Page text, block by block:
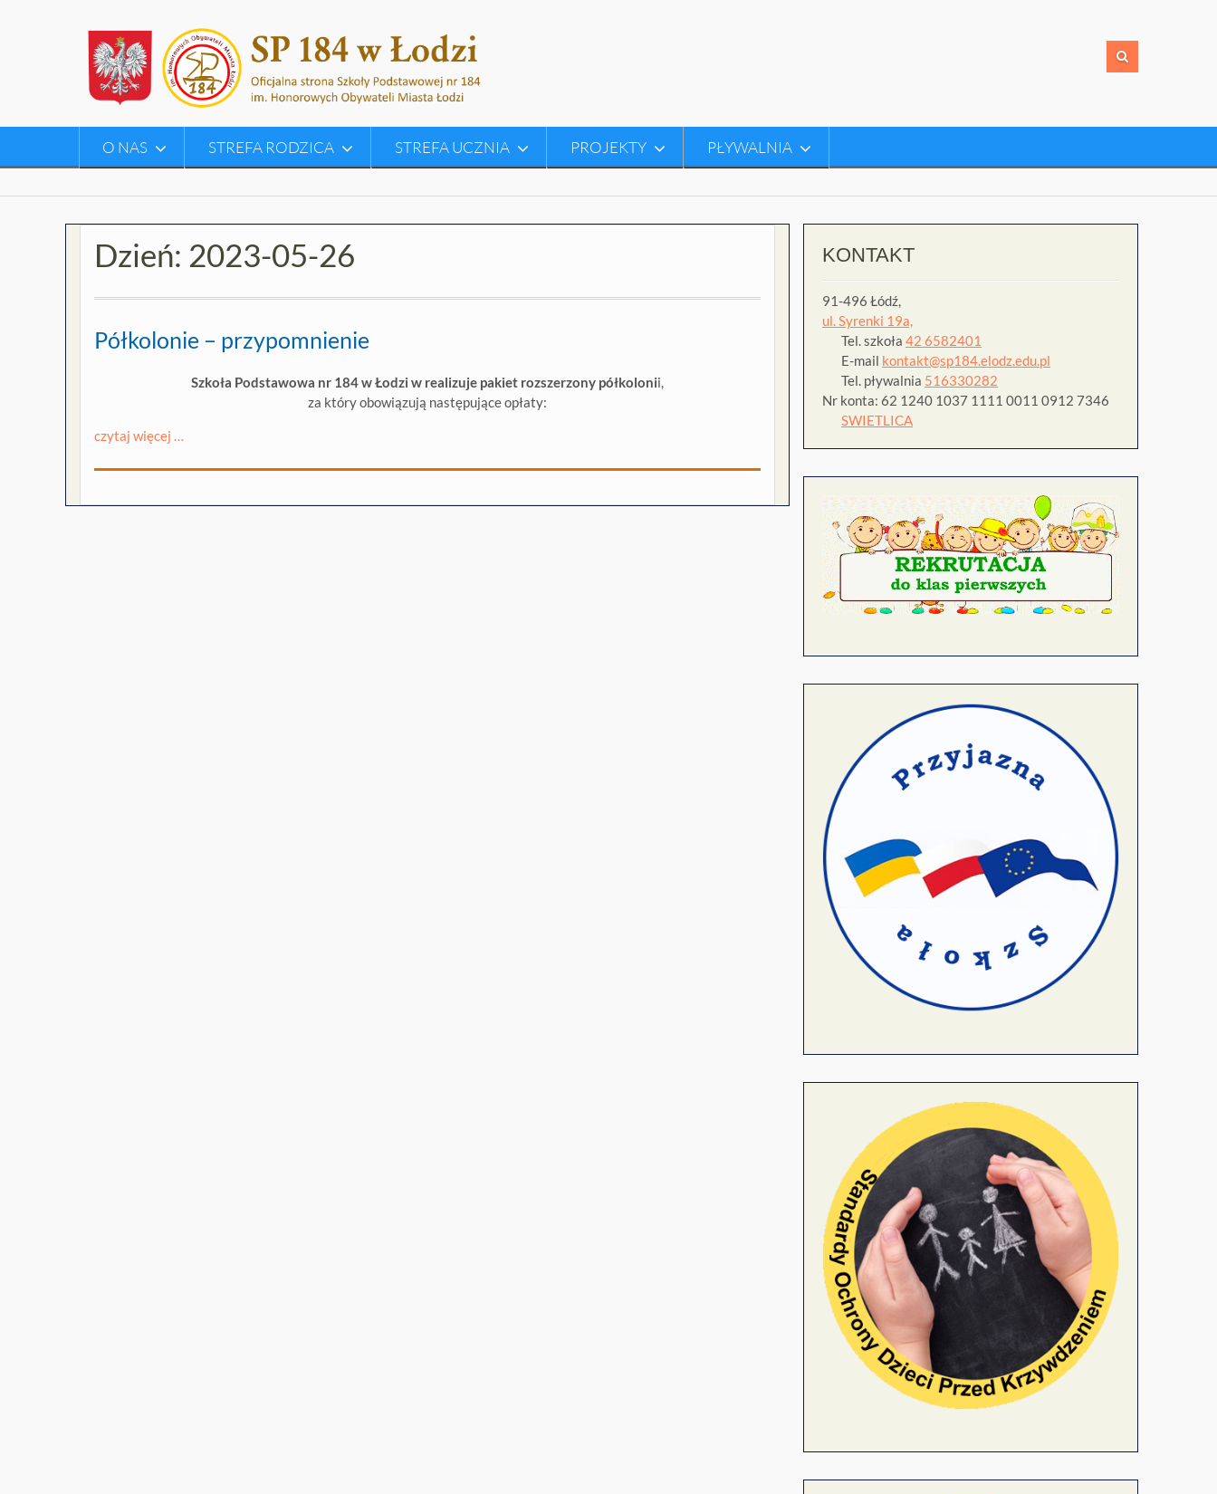
O NAS STREFA RODZICA STREFA UCZNIA PROJEKTY PŁYWALNIA
Dzień: 2023-05-26
Półkolonie – przypomnienie
Szkoła Podstawowa nr 184 w Łodzi w realizuje pakiet rozszerzony półkolonii,
za który obowiązują następujące opłaty:
czytaj więcej …
KONTAKT
91-496 Łódź,
ul. Syrenki 19a,
Tel. szkoła 42 6582401
E-mail kontakt@sp184.elodz.edu.pl
Tel. pływalnia 516330282
Nr konta: 62 1240 1037 1111 0011 0912 7346
SWIETLICA